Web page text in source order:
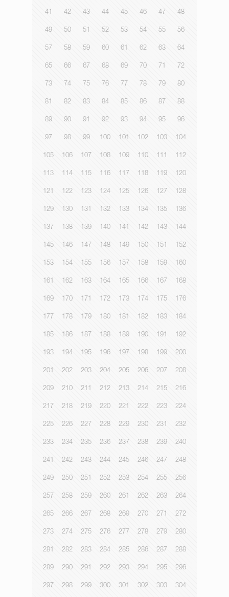
41 42 43 44 45 46 47 48
49 50 51 52 53 54 55 56
57 58 59 60 61 62 63 64
65 66 67 68 69 70 71 72
73 74 75 76 77 78 79 80
81 82 83 84 85 86 87 88
89 90 91 92 93 94 95 96
97 98 99 100 101 102 103 104
105 106 107 108 109 110 111 112
113 114 115 116 117 118 119 120
121 122 123 124 125 126 127 128
129 130 131 132 133 134 135 136
137 138 139 140 141 142 143 144
145 146 147 148 149 150 151 152
153 154 155 156 157 158 159 160
161 162 163 164 165 166 167 168
169 170 171 172 173 174 175 176
177 178 179 180 181 182 183 184
185 186 187 188 189 190 191 192
193 194 195 196 197 198 199 200
201 202 203 204 205 206 207 208
209 210 211 212 213 214 215 216
217 218 219 220 221 222 223 224
225 226 227 228 229 230 231 232
233 234 235 236 237 238 239 240
241 242 243 244 245 246 247 248
249 250 251 252 253 254 255 256
257 258 259 260 261 262 263 264
265 266 267 268 269 270 271 272
273 274 275 276 277 278 279 280
281 282 283 284 285 286 287 288
289 290 291 292 293 294 295 296
297 298 299 300 301 302 303 304